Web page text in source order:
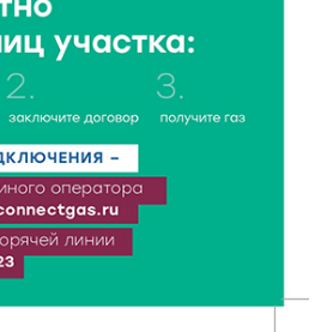
232
ребята в Андреапольском
274
программы «Земский
в Тверской области
467